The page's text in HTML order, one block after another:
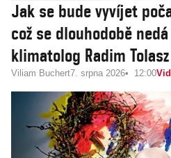
Jak se bude vyvíjet
což se dlouhodobě
klimatolog Radim Tolasz
Viliam Buchert7. srpna 2026 12:00